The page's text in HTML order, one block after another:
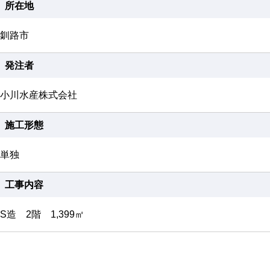
所在地
釧路市
発注者
小川水産株式会社
施工形態
単独
工事内容
S造 2階 1,399㎡